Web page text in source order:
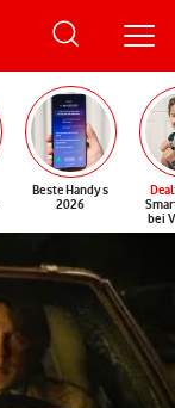
Beste Handys
2026
Deal
bei